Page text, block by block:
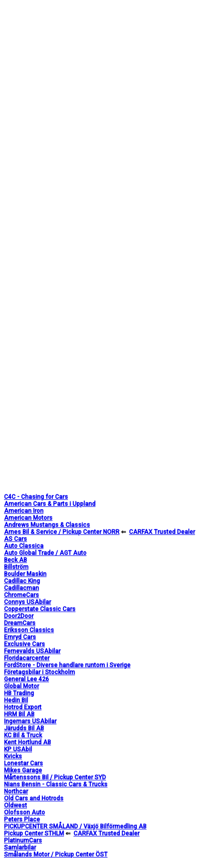
C4C - Chasing for Cars
American Cars & Parts i Uppland
American Iron
American Motors
Andrews Mustangs & Classics
Arnes Bil & Service / Pickup Center NORR ⇐ CARFAX Trusted Dealer
AS Cars
Auto Classica
Auto Global Trade / AGT Auto
Beck AB
Billström
Boulder Maskin
Cadillac King
Cadillacman
ChromeCars
Connys USAbilar
Copperstate Classic Cars
Door2Door
DreamCars
Eriksson Classics
Ernryd Cars
Exclusive Cars
Fernevalds USAbilar
Floridacarcenter
FordStore - Diverse handlare runtom i Sverige
Företagsbilar i Stockholm
General Lee 426
Global Motor
HB Trading
Hedin Bil
Hotrod Export
HRM Bil AB
Ingemars USAbilar
Järudds Bil AB
KC Bil & Truck
Kent Hortlund AB
KP USAbil
Kvicks
Lonestar Cars
Mikes Garage
Mårtenssons Bil / Pickup Center SYD
Nians Bensin - Classic Cars & Trucks
Northcar
Old Cars and Hotrods
Oldwest
Olofsson Auto
Peters Place
PICKUPCENTER SMÅLAND / Växjö Bilförmedling AB
Pickup Center STHLM ⇐ CARFAX Trusted Dealer
PlatinumCars
Samlarbilar
Smålands Motor / Pickup Center ÖST